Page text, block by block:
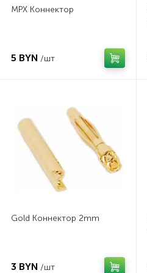
MPX Коннектор
5 BYN /шт
Gold Коннектор 2mm
3 BYN /шт